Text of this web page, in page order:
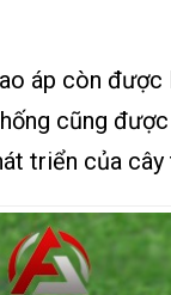
áp còn được
cũng
triển của cây